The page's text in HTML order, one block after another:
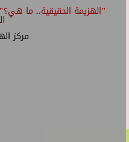
"الهزيمة الحقيقية.. ما
مركز